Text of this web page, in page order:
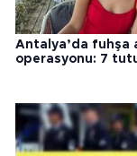
Antalya’da fuhşa
operasyonu: 7